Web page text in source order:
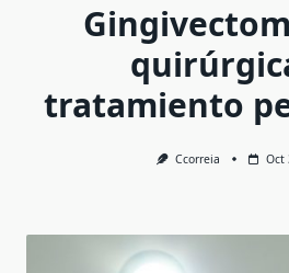
tratamiento
Ccorreia Oct